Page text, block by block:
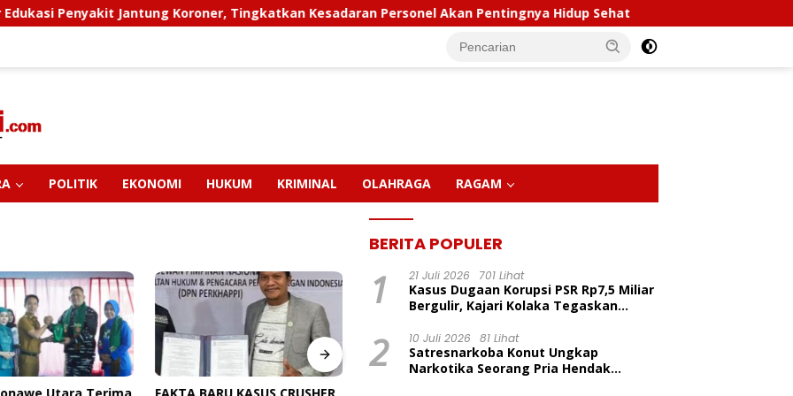
Koroner, Tingkatkan Kesadaran Personel Akan Pentingnya Hidup Sehat Polda Sultra Musnahkan 5,4
POLITIK EKONOMI HUKUM KRIMINAL OLAHRAGA RAGAM
BERITA POPULER
1 21 Juli 2026 701 Lihat
Kasus Dugaan Korupsi PSR Rp7,5 Miliar
Bergulir, Kajari Kolaka Tegaskan
2 10 Juli 2026 81 Lihat
Satresnarkoba Konut Ungkap
Narkotika Seorang Pria Hendak